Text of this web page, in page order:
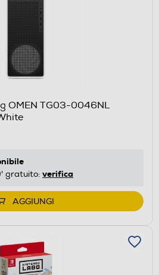
OMEN TG03-0046NL
gratuito: verifica
AGGIUNGI